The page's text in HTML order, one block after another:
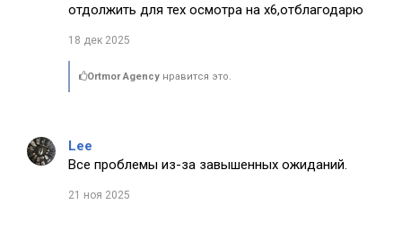
отдолжить для тех осмотра на х6,отблагодарю
18 дек 2025
Ortmor Agency нравится это.
Lee
Все проблемы из-за завышенных ожиданий.
21 ноя 2025